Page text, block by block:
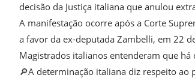
decisão da Justiça italiana que anulou
A manifestação ocorre após a Corte
a favor da ex-deputada Zambelli, em 22
Magistrados italianos entenderam que
🔎A determinação italiana diz respeito